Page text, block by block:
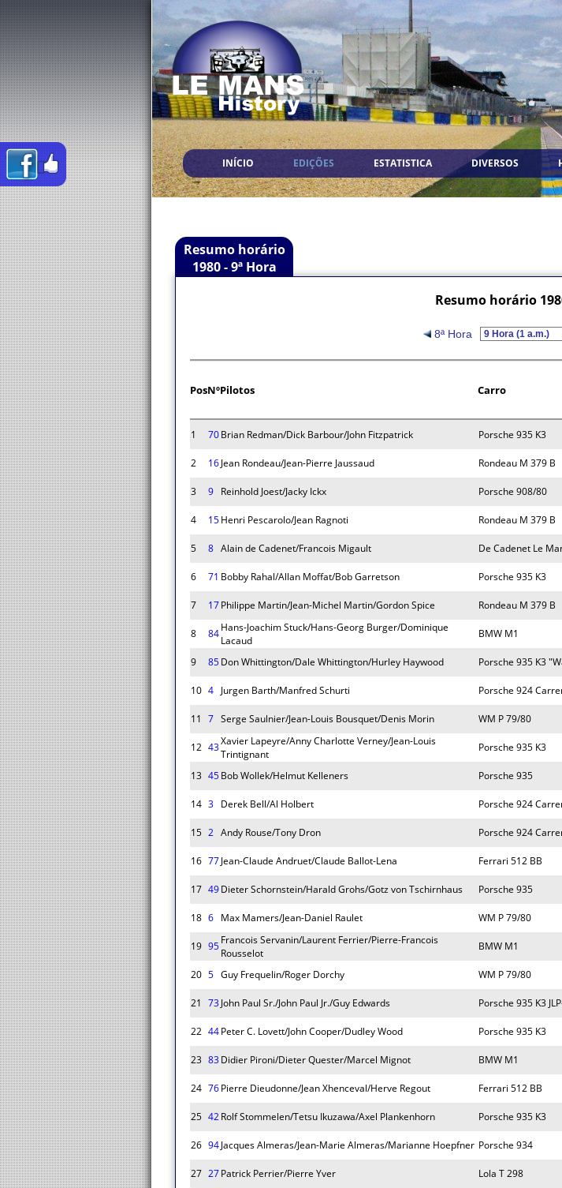
INÍCIO EDIÇÕES ESTATISTICA DIVERSOS
Resumo horário
1980 - 9ª Hora
Resumo horário
8ª Hora
PosNºPilotos Carro
1 70Brian Redman/Dick Barbour/John Fitzpatrick Porsche 935 K3
2
16Jean Rondeau/Jean-Pierre Jaussaud Rondeau M 379 B
3
9 Reinhold Joest/Jacky Ickx Porsche 908/80
4
15Henri Pescarolo/Jean Ragnoti Rondeau M 379 B
5
8 Alain de Cadenet/Francois Migault De Cadenet Le
6
71 Bobby Rahal/Allan Moffat/Bob Garretson Porsche 935 K3
7
17Philippe Martin/Jean-Michel Martin/Gordon Spice Rondeau M 379 B
8
84Hans-Joachim Stuck/Hans-Georg Burger/Dominique
Lacaud
BMW M1
9
85Don Whittington/Dale Whittington/Hurley Haywood Porsche 935 K3
10 4 Jurgen Barth/Manfred Schurti Porsche 924
11 7 Serge Saulnier/Jean-Louis Bousquet/Denis Morin WM P 79/80
12 43Xavier Lapeyre/Anny Charlotte Verney/Jean-Louis
Trintignant
Porsche 935 K3
13 45Bob Wollek/Helmut Kelleners Porsche 935
14 3 Derek Bell/Al Holbert Porsche 924
15 2 Andy Rouse/Tony Dron Porsche 924
16 77Jean-Claude Andruet/Claude Ballot-Lena Ferrari 512 BB
17 49Dieter Schornstein/Harald Grohs/Gotz von Tschirnhaus Porsche 935
18 6 Max Mamers/Jean-Daniel Raulet WM P 79/80
19 95Francois Servanin/Laurent Ferrier/Pierre-Francois
Rousselot
BMW M1
20 5 Guy Frequelin/Roger Dorchy WM P 79/80
21 73John Paul Sr./John Paul Jr./Guy Edwards Porsche 935 K3
22 44Peter C. Lovett/John Cooper/Dudley Wood Porsche 935 K3
23 83Didier Pironi/Dieter Quester/Marcel Mignot BMW M1
24 76Pierre Dieudonne/Jean Xhenceval/Herve Regout Ferrari 512 BB
25 42Rolf Stommelen/Tetsu Ikuzawa/Axel Plankenhorn Porsche 935 K3
26 94Jacques Almeras/Jean-Marie Almeras/Marianne Hoepfner Porsche 934
27 27Patrick Perrier/Pierre Yver Lola T 298